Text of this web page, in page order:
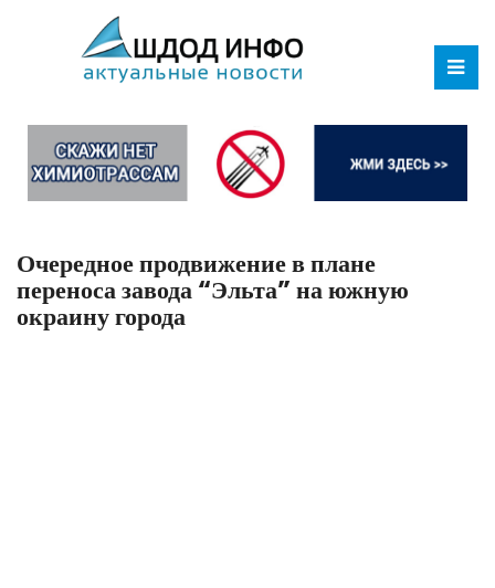
Очередное продвижение в плане
переноса завода “Эльта” на южную
окраину города